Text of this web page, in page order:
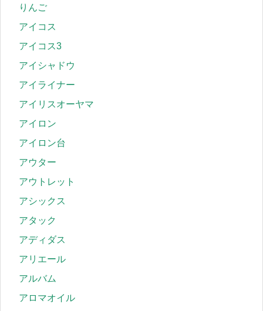
りんご
アイコス
アイコス3
アイシャドウ
アイライナー
アイリスオーヤマ
アイロン
アイロン台
アウター
アウトレット
アシックス
アタック
アディダス
アリエール
アルバム
アロマオイル